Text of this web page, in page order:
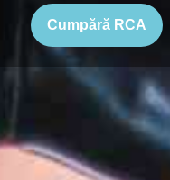
Cumpără RCA